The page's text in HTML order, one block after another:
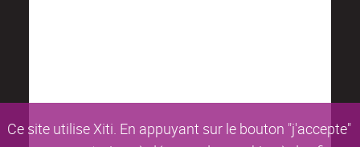
Ce site utilise Xiti. En appuyant sur le bouton "j'accepte"